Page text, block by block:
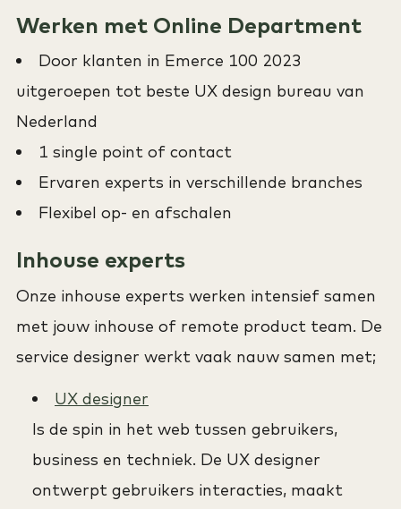
Werken met Online Department
Door klanten in Emerce 100 2023
uitgeroepen tot beste UX design bureau van
Nederland
1 single point of contact
Ervaren experts in verschillende branches
Flexibel op- en afschalen
Inhouse experts
Onze inhouse experts werken intensief samen
met jouw inhouse of remote product team. De
service designer werkt vaak nauw samen met;
UX designer
Is de spin in het web tussen gebruikers,
business en techniek. De UX designer
ontwerpt gebruikers interacties, maakt